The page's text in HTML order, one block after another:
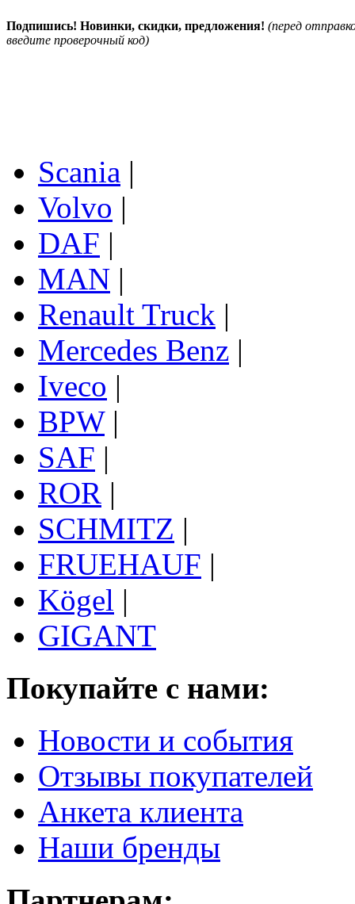
Подпишись! Новинки, скидки, предложения! (перед
введите проверочный код)
Scania |
Volvo |
DAF |
MAN |
Renault Truck |
Mercedes Benz |
Iveco |
BPW|
SAF |
ROR |
SCHMITZ |
FRUEHAUF |
Kögel |
GIGANT
Покупайте с нами:
Новости и события
Отзывы покупателей
Анкета клиента
Наши бренды